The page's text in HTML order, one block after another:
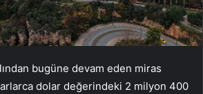
bugüne devam eden miras
dolar değerindeki 2 milyon 400